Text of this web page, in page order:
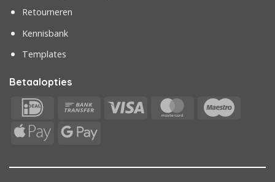
Retourneren
Kennisbank
Templates
Betaalopties
IDeal
Bank
Visa MasterCard
Apple
Google